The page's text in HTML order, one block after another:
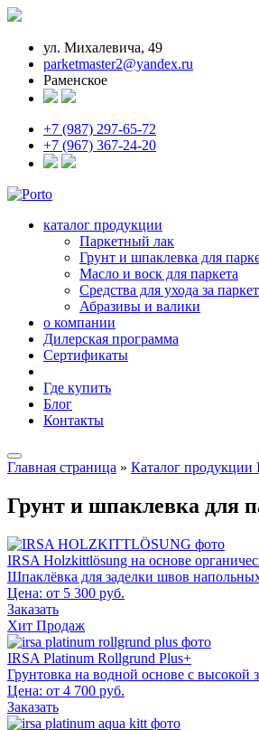
ул. Михалевича, 49
parketmaster2@yandex.ru
Раменское
+7 (987) 297-65-72
+7 (967) 367-24-20
каталог продукции
Паркетный лак
Грунт и шпаклевка для
Масло и воск для паркета
Средства для ухода за
Абразивы и валики
о компании
Дилерская программа
Сертификаты
Где купить
Блог
Контакты
Главная страница » Каталог продукции
Грунт и шпаклевка для
IRSA Holzkittlösung на основе
Шпаклёвка для заделки швов
Цена: от 5 300 руб.
Заказать
Хит Продаж
IRSA Platinum Rollgrund Plus+
Грунтовка на водной основе с
Цена: от 4 700 руб.
Заказать